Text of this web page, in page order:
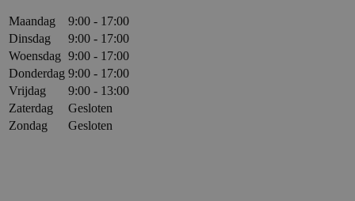
Maandag 9:00 - 17:00
Dinsdag
9:00 - 17:00
Woensdag 9:00 - 17:00
Donderdag 9:00 - 17:00
Vrijdag
9:00 - 13:00
Zaterdag
Gesloten
Zondag
Gesloten